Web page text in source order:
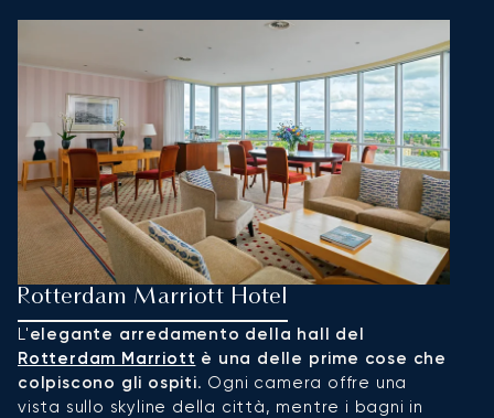
Rotterdam Marriott Hotel
L'elegante arredamento della hall del
Rotterdam Marriott è una delle prime cose che
colpiscono gli ospiti. Ogni camera offre una
vista sullo skyline della città, mentre i bagni in